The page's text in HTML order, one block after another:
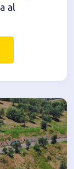
al
Policy
(obbligatori per